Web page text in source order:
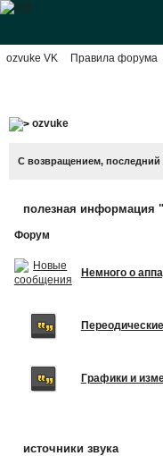
ozvuke VK Правила форума
ozvuke
С возвращением, последний
полезная информация
Форум
Немного о
Графики и
источники звука